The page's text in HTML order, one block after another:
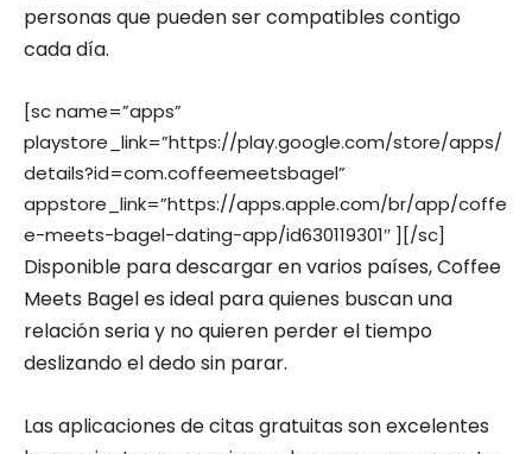
personas que pueden ser compatibles contigo
cada día.
[sc name=”apps”
playstore_link=”https://play.google.com/store/apps/
details?id=com.coffeemeetsbagel”
appstore_link=”https://apps.apple.com/br/app/coffe
e-meets-bagel-dating-app/id630119301″ ][/sc]
Disponible para descargar en varios países, Coffee
Meets Bagel es ideal para quienes buscan una
relación seria y no quieren perder el tiempo
deslizando el dedo sin parar.
Las aplicaciones de citas gratuitas son excelentes